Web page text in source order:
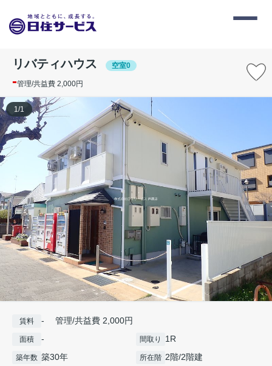
リバティハウス 空室0
-管理/共益費 2,000円
1/1
賃料 - 管理/共益費 2,000円
面積 - 間取り 1R
築年数 築30年 所在階 2階/2階建